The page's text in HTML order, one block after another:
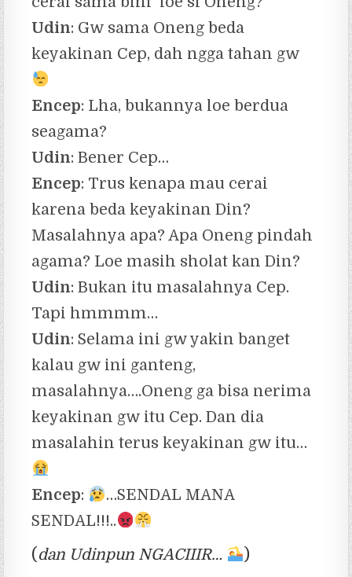
Udin: Gw sama Oneng beda
keyakinan Cep, dah ngga tahan gw
Encep: Lha, bukannya loe berdua
seagama?
Udin: Bener Cep…
Encep: Trus kenapa mau cerai
karena beda keyakinan Din?
Masalahnya apa? Apa Oneng pindah
agama? Loe masih sholat kan Din?
Udin: Bukan itu masalahnya Cep.
Tapi hmmmm…
Udin:Selama ini gw yakin banget
kalau gw ini ganteng,
masalahnya….Oneng ga bisa nerima
keyakinan gw itu Cep. Dan dia
masalahin terus keyakinan gw itu…
Encep:
…SENDAL MANA
SENDAL!!!..
( dan Udinpun NGACIIIR… )